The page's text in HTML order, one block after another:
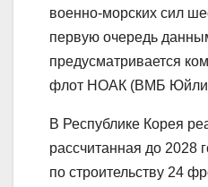
военно-морских сил
первую очередь
предусматривается
флот НОАК (ВМБ
В Республике Корея
рассчитанная до 2028
по строительству 24